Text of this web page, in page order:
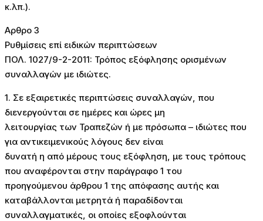
κ.λπ.).
Αρθρο 3
Ρυθμίσεις επί ειδικών περιπτώσεων
ΠΟΛ. 1027/9-2-2011: Τρόπος εξόφλησης ορισμένων
συναλλαγών με ιδιώτες.
1. Σε εξαιρετικές περιπτώσεις συναλλαγών, που
διενεργούνται σε ημέρες και ώρες μη
λειτουργίας των Τραπεζών ή με πρόσωπα – ιδιώτες που
για αντικειμενικούς λόγους δεν είναι
δυνατή η από μέρους τους εξόφληση, με τους τρόπους
που αναφέρονται στην παράγραφο 1 του
προηγούμενου άρθρου 1 της απόφασης αυτής και
καταβάλλονται μετρητά ή παραδίδονται
συναλλαγματικές, οι οποίες εξοφλούνται